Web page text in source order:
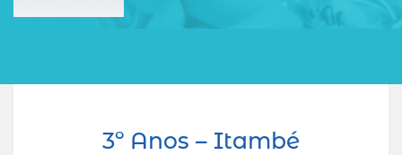
3º Anos – Itambé